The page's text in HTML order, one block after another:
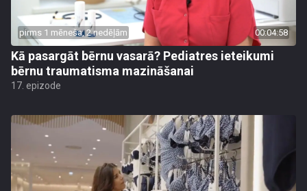
pirms 1 mēneša, 2 nedēļām 00:04:58
Kā pasargāt bērnu vasarā? Pediatres ieteikumi
bērnu traumatisma mazināšanai
17. epizode